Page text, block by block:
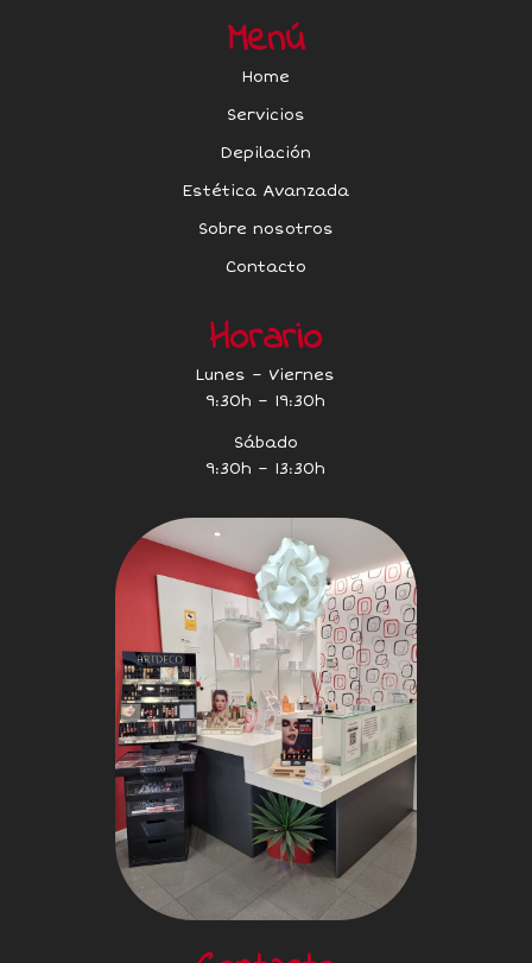
Menú
Home
Servicios
Depilación
Estética Avanzada
Sobre nosotros
Contacto
Horario
Lunes – Viernes
9:30h – 19:30h
Sábado
9:30h – 13:30h